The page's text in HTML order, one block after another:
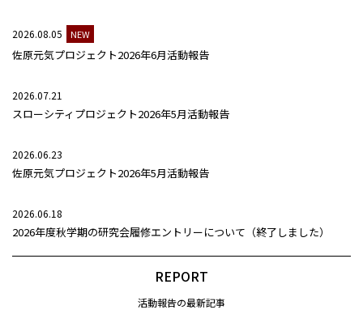
2026.08.05 NEW
佐原元気プロジェクト2026年6月活動報告
2026.07.21
スローシティプロジェクト2026年5月活動報告
2026.06.23
佐原元気プロジェクト2026年5月活動報告
2026.06.18
2026年度秋学期の研究会履修エントリーについて（終了しました）
REPORT
活動報告の最新記事